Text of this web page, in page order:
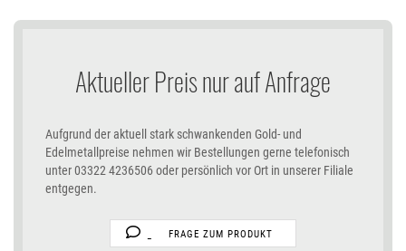
Aktueller Preis nur auf Anfrage
Aufgrund der aktuell stark schwankenden Gold- und
Edelmetallpreise nehmen wir Bestellungen gerne telefonisch
unter 03322 4236506 oder persönlich vor Ort in unserer Filiale
entgegen.
FRAGE ZUM PRODUKT